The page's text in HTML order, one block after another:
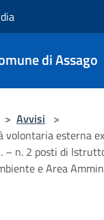
di Assago
> Avvisi >
volontaria esterna
– n. 2 posti di
e Area